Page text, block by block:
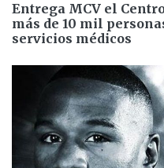
Entrega MCV el
más de 10 mil
servicios médicos